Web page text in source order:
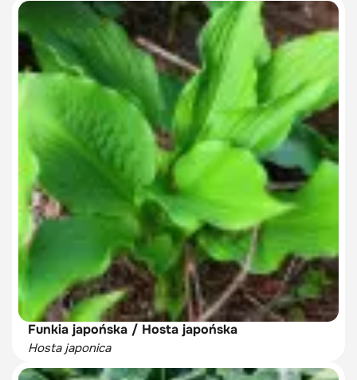
Funkia japońska / Hosta japońska
Hosta japonica